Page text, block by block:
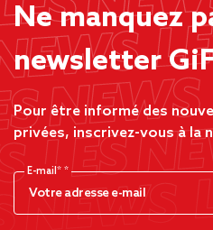
Ne manquez
newsletter
Pour être informé des
privées, inscrivez-vous à la
E-mail*